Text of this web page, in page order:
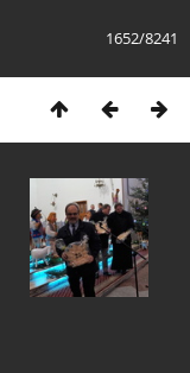
1652/8241